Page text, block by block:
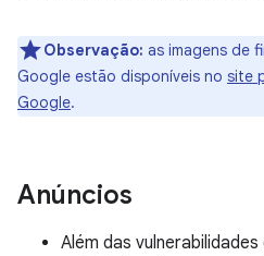
Observação: as imagens de
Google estão disponíveis no site
Google.
Anúncios
Além das